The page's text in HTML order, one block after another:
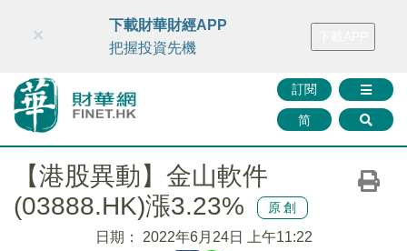
財華智庫網 FINTV FINMETA 財華證券 媒體矩陣
訂閱
简
×
下載財華財經APP
把握投資先機
【港股異動】金山軟件
(03888.HK)漲3.23%
原創
日期： 2022年6月24日 上午11:22